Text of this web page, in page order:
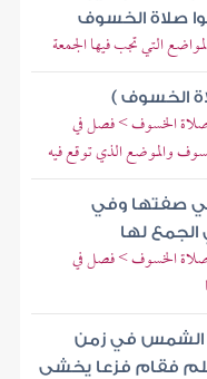
صلاة الخسوف
التي تجب فيها الجمعة
الخسوف )
صلاة الخسوف > فصل في
والموضع الذي توقع فيه
صفتها وفي
لها
صلاة الخسوف > فصل في
الشمس في زمن
فقام فزعا يخشى